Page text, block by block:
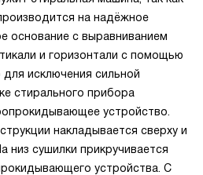
на надёжное
основание с выравниванием
и горизонтали с помощью
исключения сильной
стирального прибора
устройство.
накладывается сверху и
низ сушилки прикручивается
устройства. С